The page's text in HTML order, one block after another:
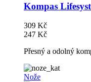
Kompas
309 Kč
247 Kč
Přesný a odolný
Nože